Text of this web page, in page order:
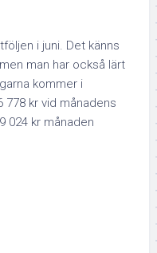
i juni. Det känns
man har också lärt
kommer i
778 kr vid månadens
024 kr månaden